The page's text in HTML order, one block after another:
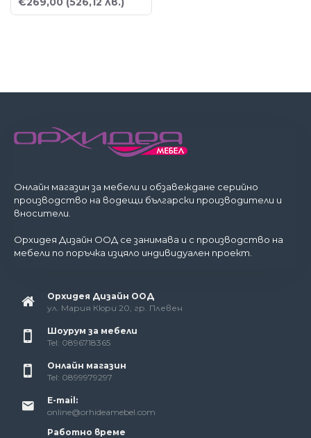
Онлайн магазин за мебели и обзавеждане серийно
производство на водещи български производители и
вносители.
Орхидея Дизайн ООД се занимава и с производство на
мебели по поръчка изцяло индивидуален проект.
Орхидея Дизайн ООД
ул. Мария Кюри 20, гр. Плевен
Шоурум за мебели
Tel: 0896718365
Онлайн магазин
Tel: 0899979297
E-mail:
online@orhideamebel.com
Работно време